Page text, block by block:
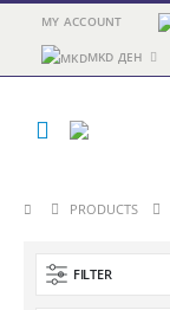
MY ACCOUNT
MKD ДЕН
PRODUCTS
FILTER